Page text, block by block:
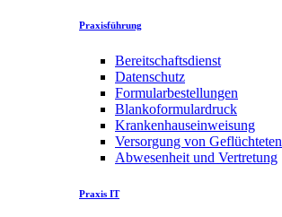
Praxisführung
Bereitschaftsdienst
Datenschutz
Formularbestellungen
Blankoformulardruck
Krankenhauseinweisung
Versorgung von Geflüchteten
Abwesenheit und Vertretung
Praxis IT